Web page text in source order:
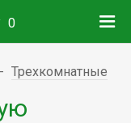
0
Трехкомнатные